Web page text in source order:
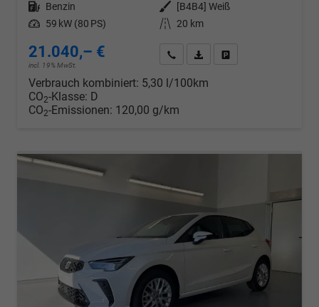
Kraftstoff Benzin Außenfarbe
[B4B4] Weiß
Leistung 59 kW (80 PS) Kilometerstand 20 km
21.040,– €
incl. 19% MwSt.
Wir rufen Sie anPDF-Datei, Fahrzeugexposé
Verbrauch kombiniert: 5,30 l/100km
CO2-Klasse: D
CO2-Emissionen: 120,00 g/km